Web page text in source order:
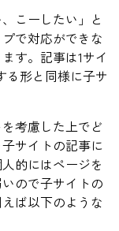
こーしたい」と
で対応ができな
す。記事は1サイ
る形と同様に子サ
考慮した上でど
サイトの記事に
的にはページを
ので子サイトの
ば以下のような